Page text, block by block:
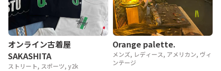
オンライン古着屋
SAKASHITA
ストリート, スポーツ, y2k
Orange palette.
メンズ, レディース, アメリカン, ヴィ
ンテージ